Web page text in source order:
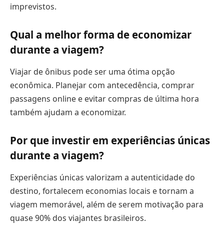
imprevistos.
Qual a melhor forma de economizar
durante a viagem?
Viajar de ônibus pode ser uma ótima opção
econômica. Planejar com antecedência, comprar
passagens online e evitar compras de última hora
também ajudam a economizar.
Por que investir em experiências únicas
durante a viagem?
Experiências únicas valorizam a autenticidade do
destino, fortalecem economias locais e tornam a
viagem memorável, além de serem motivação para
quase 90% dos viajantes brasileiros.